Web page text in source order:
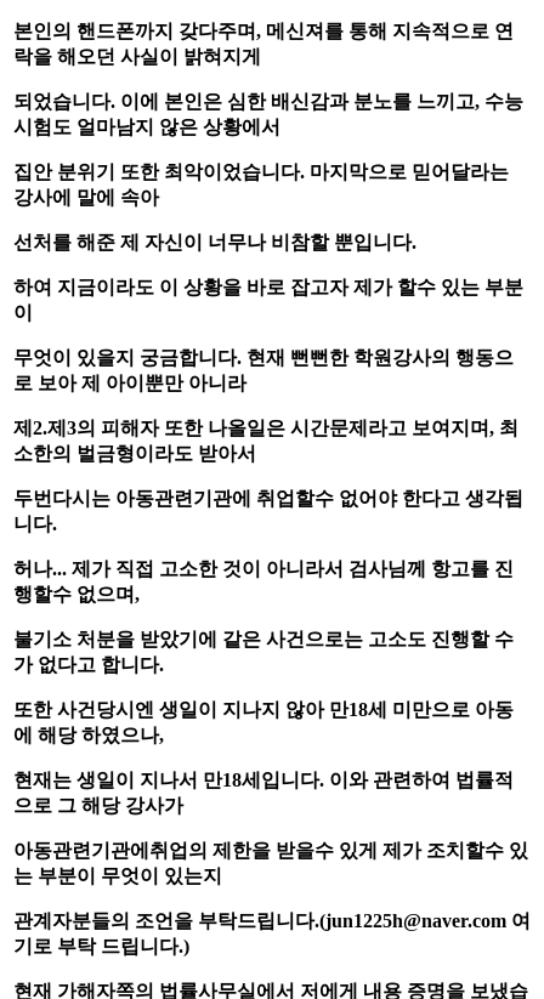
본인의 핸드폰까지 갖다주며, 메신져를 통해 지속적으로 연
락을 해오던 사실이 밝혀지게
되었습니다. 이에 본인은 심한 배신감과 분노를 느끼고, 수능
시험도 얼마남지 않은 상황에서
집안 분위기 또한 최악이었습니다. 마지막으로 믿어달라는
강사에 말에 속아
선처를 해준 제 자신이 너무나 비참할 뿐입니다.
하여 지금이라도 이 상황을 바로 잡고자 제가 할수 있는 부분
이
무엇이 있을지 궁금합니다. 현재 뻔뻔한 학원강사의 행동으
로 보아 제 아이뿐만 아니라
제 2.제 3의 피해자 또한 나올일은 시간문제라고 보여지며, 최
소한의 벌금형이라도 받아서
두번다시는 아동관련기관에 취업할수 없어야 한다고 생각됩
니다.
허나... 제가 직접 고소한 것이 아니라서 검사님께 항고를 진
행할수 없으며,
불기소 처분을 받았기에 같은 사건으로는 고소도 진행할 수
가 없다고 합니다.
또한 사건당시엔 생일이 지나지 않아 만18세 미만으로 아동
에 해당 하였으나,
현재는 생일이 지나서 만18세입니다. 이와 관련하여 법률적
으로 그 해당 강사가
아동관련기관에취업의 제한을 받을수 있게 제가 조치할수 있
는 부분이 무엇이 있는지
관계자분들의 조언을 부탁드립니다.(jun1225h@naver.com 여
기로 부탁 드립니다.)
현재 가해자쪽의 법률사무실에서 저에게 내용 증명을 보냈습